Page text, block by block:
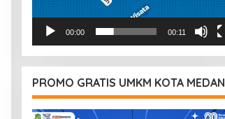
00:00 00:11
PROMO GRATIS UMKM KOTA MEDAN